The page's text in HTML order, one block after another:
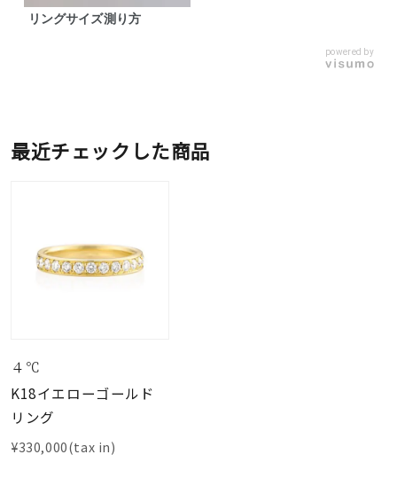
リングサイズ測り方
powered by
最近チェックした商品
４℃
K18イエローゴールド
リング
¥330,000(tax in)